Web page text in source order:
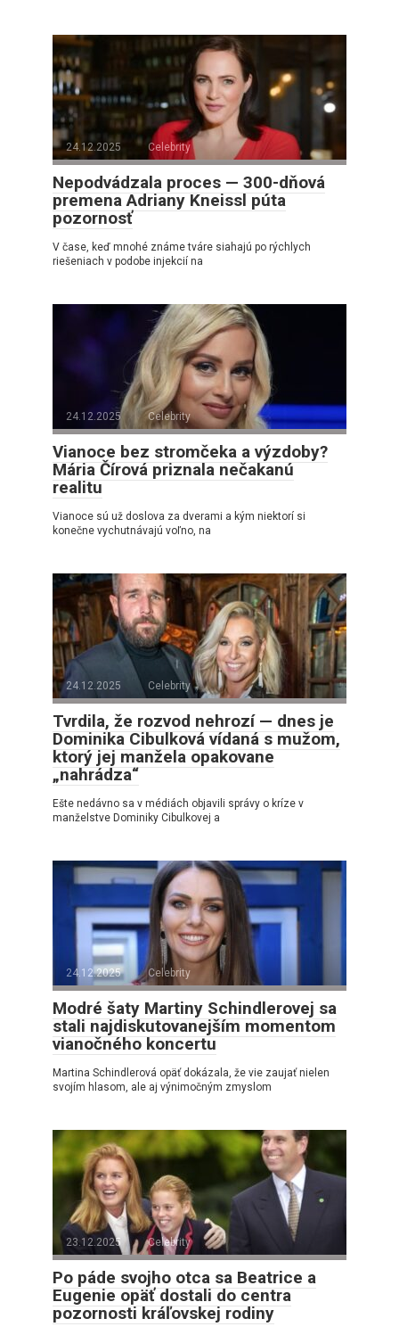
24.12.2025 Celebrity
Nepodvádzala proces — 300-dňová
premena Adriany Kneissl púta
pozornosť
V čase, keď mnohé známe tváre siahajú po rýchlych
riešeniach v podobe injekcií na
24.12.2025 Celebrity
Vianoce bez stromčeka a výzdoby?
Mária Čírová priznala nečakanú
realitu
Vianoce sú už doslova za dverami a kým niektorí si
konečne vychutnávajú voľno, na
24.12.2025 Celebrity
Tvrdila, že rozvod nehrozí — dnes je
Dominika Cibulková vídaná s mužom,
ktorý jej manžela opakovane
„nahrádza“
Ešte nedávno sa v médiách objavili správy o kríze v
manželstve Dominiky Cibulkovej a
24.12.2025 Celebrity
Modré šaty Martiny Schindlerovej sa
stali najdiskutovanejším momentom
vianočného koncertu
Martina Schindlerová opäť dokázala, že vie zaujať nielen
svojím hlasom, ale aj výnimočným zmyslom
23.12.2025 Celebrity
Po páde svojho otca sa Beatrice a
Eugenie opäť dostali do centra
pozornosti kráľovskej rodiny